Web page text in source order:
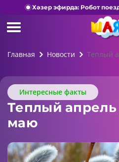
Хәзер эфирда: Робот
Главная Новости Теплый
Интересные факты
Теплый
маю